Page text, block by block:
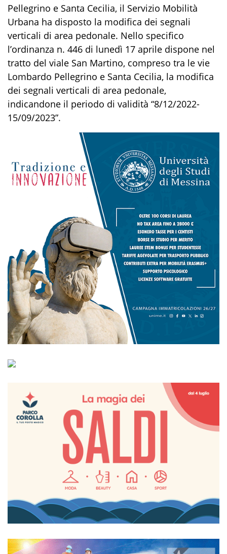
Pellegrino e Santa Cecilia, il Servizio Mobilità
Urbana ha disposto la modifica dei segnali
verticali di area pedonale. Nello specifico
l’ordinanza n. 446 di lunedì 17 aprile dispone nel
tratto del viale San Martino, compreso tra le vie
Lombardo Pellegrino e Santa Cecilia, la modifica
dei segnali verticali di area pedonale,
indicandone il periodo di validità “8/12/2022-
15/09/2023”.